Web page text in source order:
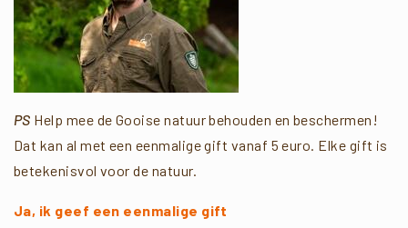
PS Help mee de Gooise natuur behouden en beschermen!
Dat kan al met een eenmalige gift vanaf 5 euro. Elke gift is
betekenisvol voor de natuur.
Ja, ik geef een eenmalige gift